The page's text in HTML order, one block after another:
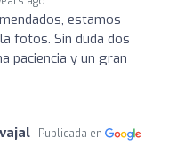
estamos
fotos. Sin duda dos
paciencia y un gran
Publicada en